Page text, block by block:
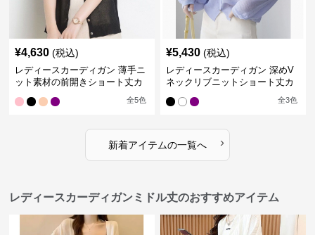
¥4,630 (税込)
レディースカーディガン 薄手ニ
ット素材の前開きショート丈カ
全5色
¥5,430 (税込)
レディースカーディガン 深めV
ネックリブニットショート丈カ
全3色
新着アイテムの一覧へ ›
レディースカーディガンミドル丈のおすすめアイテム